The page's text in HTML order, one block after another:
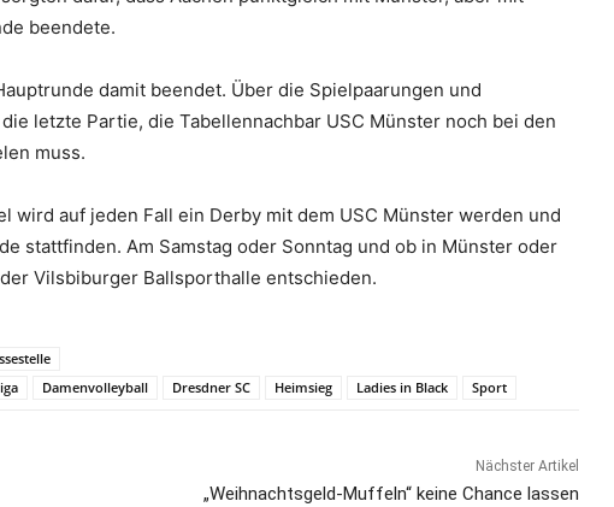
beendete.
damit beendet. Über die Spielpaarungen und
letzte Partie, die Tabellennachbar USC Münster noch bei den
muss.
wird auf jeden Fall ein Derby mit dem USC Münster werden und
stattfinden. Am Samstag oder Sonntag und ob in Münster oder
Vilsbiburger Ballsporthalle entschieden.
Damenvolleyball Dresdner SC Heimsieg Ladies in Black Sport
Nächster Artikel
„Weihnachtsgeld-Muffeln“ keine Chance lassen